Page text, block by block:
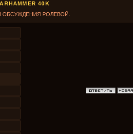
40K
ОБСУЖДЕНИЯ РОЛЕВОЙ.